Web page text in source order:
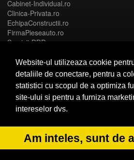
Website-ul utilizeaza cookie
detaliile de conectare, pentru a
statistici cu scopul de a optimiza
site-ului si pentru a furniza
intereselor dvs.
Am inteles, sunt de
Cabinet-Individual.ro
Clinica-Privata.ro
EchipaConstructii.ro
FirmaPieseauto.ro
Servicii-DDD.com
Birouri-Cadastru.ro
CramaVinuri.ro
FirmaTractariAuto.ro
© 2014 Powered by OdinMedia | este inscrisa